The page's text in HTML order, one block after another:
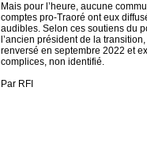
Mais pour l’heure, aucune
comptes pro-Traoré ont eux
audibles. Selon ces soutiens du
l’ancien président de la
renversé en septembre 2022 et
complices, non identifié.
Par RFI